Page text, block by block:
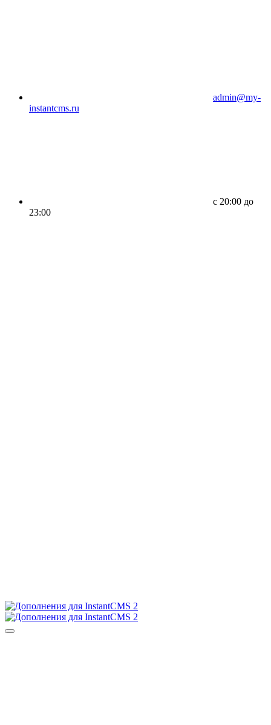
admin@my-
instantcms.ru
c 20:00 до
23:00